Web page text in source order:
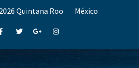
Quintana Roo México
TwitterGoogle+Instagram